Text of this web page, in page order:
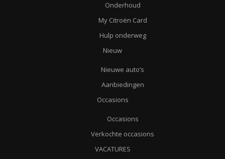
Onderhoud
My Citroën Card
Hulp onderweg
Nieuw
Nieuwe auto’s
Aanbiedingen
Occasions
Occasions
Verkochte occasions
VACATURES